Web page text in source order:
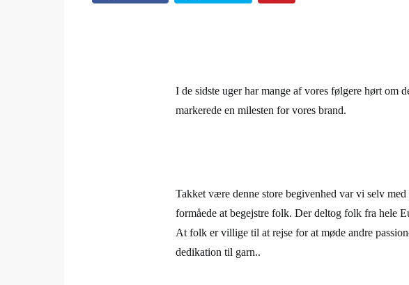
I de sidste uger har mange af vores følgere hørt om
markerede en milesten for vores brand.
Takket være denne store begivenhed var vi selv
formåede at begejstre folk. Der deltog folk fra hele
At folk er villige til at rejse for at møde andre
dedikation til garn..